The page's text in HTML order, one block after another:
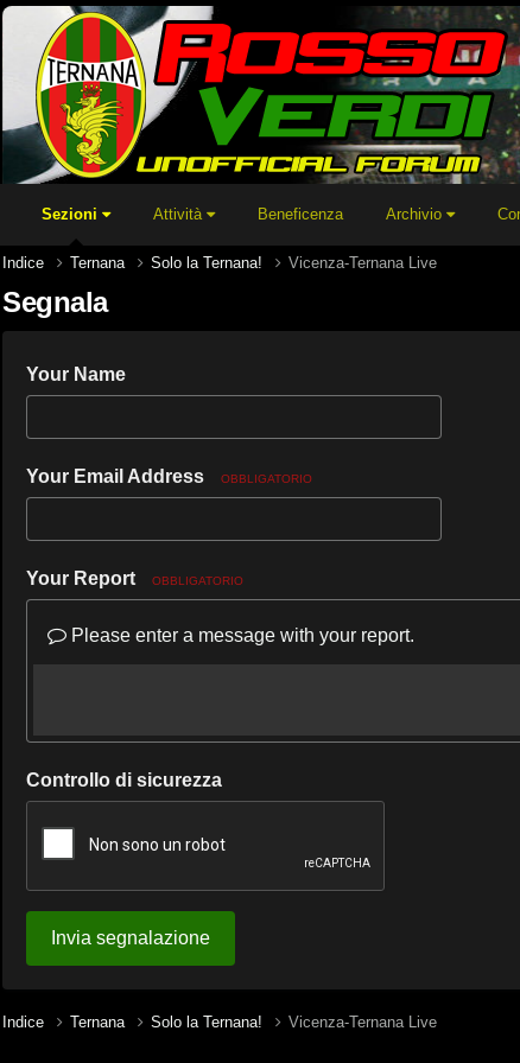
Sezioni Attività Beneficenza Archivio
Indice Ternana Solo la Ternana! Vicenza-Ternana Live
Segnala
Your Name
Your Email Address OBBLIGATORIO
Your Report OBBLIGATORIO
Please enter a message with your report.
Controllo di sicurezza
Invia segnalazione
Indice Ternana Solo la Ternana! Vicenza-Ternana Live